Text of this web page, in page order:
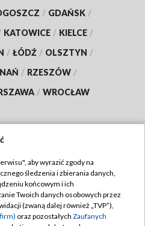
/ GDAŃSK /
KATOWICE / KIELCE /
/ ŁÓDŹ / OLSZTYN /
/ RZESZÓW /
/ WROCŁAW
TVP
TVP
prywatności
aby wyrazić zgody na
śledzenia i zbierania danych,
końcowym i ich
Twoich danych osobowych przez
(zwaną dalej również „TVP”),
oraz pozostałych Zaufanych